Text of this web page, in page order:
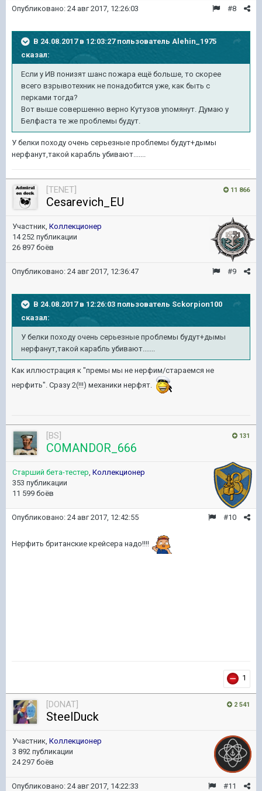
#8
Опубликовано: 24 авг 2017, 12:26:03
В 24.08.2017 в 12:03:27 пользователь Alehin_1975
сказал:
Если у ИВ понизят шанс пожара ещё больше, то скорее
всего взрывотехник не понадобится уже, как быть с
перками тогда?
Вот выше совершенно верно Кутузов упомянут. Думаю у
Белфаста те же проблемы будут.
У белки походу очень серьезные проблемы будут+дымы
нерфанут,такой карабль убивают.......
11 866
[TENET]
Cesarevich_EU
Участник, Коллекционер
14 252 публикации
26 897 боёв
#9
Опубликовано: 24 авг 2017, 12:36:47
В 24.08.2017 в 12:26:03 пользователь Sckorpion100
сказал:
У белки походу очень серьезные проблемы будут+дымы
нерфанут,такой карабль убивают.......
Как иллюстрация к "премы мы не нерфим/стараемся не
нерфить". Сразу 2(!!!) механики нерфят.
131
[BS]
COMANDOR_666
Старший бета-тестер Коллекционер
353 публикации
11 599 боёв
#10
Опубликовано: 24 авг 2017, 12:42:55
Нерфить британские крейсера надо!!!!
1
2 541
[DONAT]
SteelDuck
Участник, Коллекционер
3 892 публикации
24 297 боёв
#11
Опубликовано: 24 авг 2017, 14:22:33